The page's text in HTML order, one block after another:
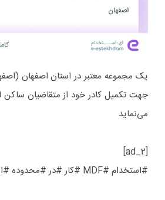
جهت تکمیل کادر خود از متقاضیان ساکن
می‌نماید
[ad_2]
#استخدام #MDF #کار #در #محدوده #ارداجی #اصفهان